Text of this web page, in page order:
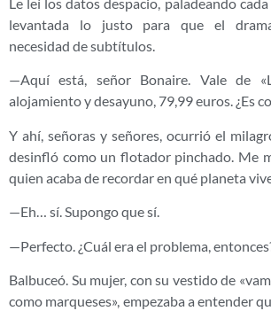
levantada lo justo para que el
necesidad de subtítulos.
—Aquí está, señor Bonaire. Vale de
alojamiento y desayuno, 79,99 euros. ¿Es
Y ahí, señoras y señores, ocurrió el
desinfló como un flotador pinchado. Me
quien acaba de recordar en qué planeta
—Eh… sí. Supongo que sí.
—Perfecto. ¿Cuál era el problema,
Balbuceó. Su mujer, con su vestido de
como marqueses», empezaba a entender